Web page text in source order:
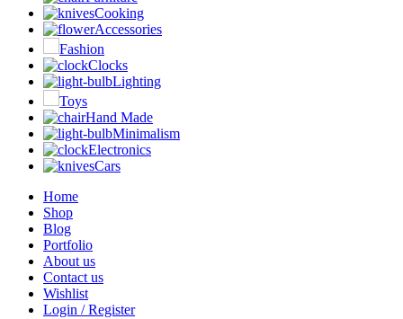
Cooking
Accessories
Fashion
Clocks
Lighting
Toys
Hand Made
Minimalism
Electronics
Cars
Home
Shop
Blog
Portfolio
About us
Contact us
Wishlist
Login / Register